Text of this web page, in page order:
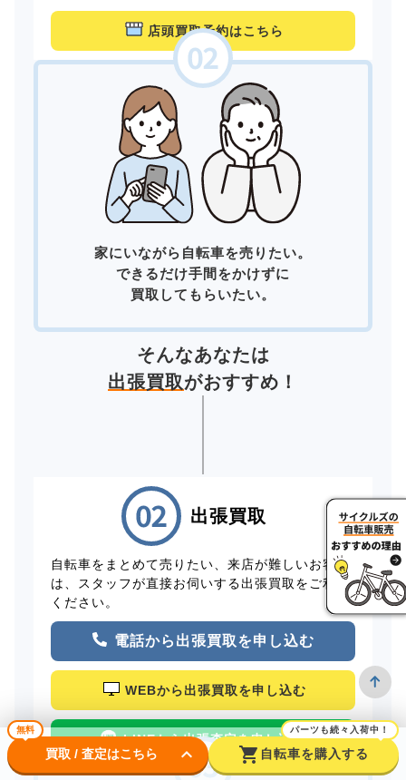
店頭買取予約はこちら
家にいながら自転車を売りたい。
できるだけ手間をかけずに
買取してもらいたい。
そんなあなたは
出張買取がおすすめ！
出張買取
自転車をまとめて売りたい、来店が難しいお客様
は、スタッフが直接お伺いする出張買取をご利用
ください。
電話から出張買取を申し込む
WEBから出張買取を申し込む
LINEから出張査定を申し込む
無料
買取 / 査定はこちら keyboard_arrow_down shopping_cart
パーツも続々入荷中！
自転車を購入する